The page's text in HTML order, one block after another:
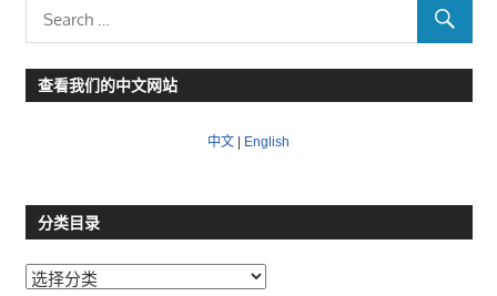
查看我们的中文网站
中文 English
分类目录
分